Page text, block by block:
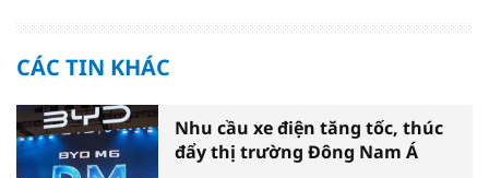
CÁC TIN KHÁC
Nhu cầu xe điện tăng tốc, thúc
đẩy thị trường Đông Nam Á